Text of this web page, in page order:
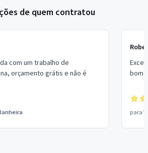
de quem contratou
com um trabalho de
orçamento grátis e não é
bom
para